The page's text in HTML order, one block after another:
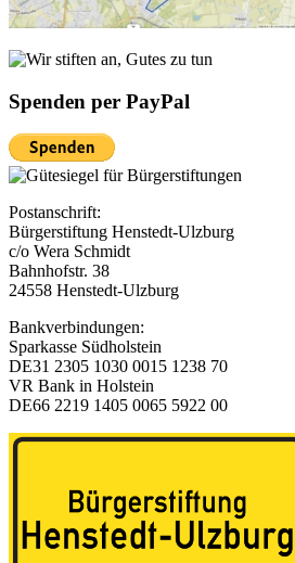
Spenden per PayPal
Postanschrift:
Bürgerstiftung Henstedt-Ulzburg
c/o Wera Schmidt
Bahnhofstr. 38
24558 Henstedt-Ulzburg
Bankverbindungen:
Sparkasse Südholstein
DE31 2305 1030 0015 1238 70
VR Bank in Holstein
DE66 2219 1405 0065 5922 00